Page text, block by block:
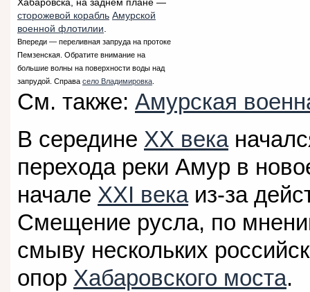
Хабаровска, на заднем плане —
сторожевой корабль Амурской
военной флотилии.
Впереди — переливная запруда на протоке
Пемзенская. Обратите внимание на
большие волны на поверхности воды над
запрудой. Справа село Владимировка.
См. также: Амурская
В середине XX века
перехода реки Амур в
начале XXI векаиз-за
Смещение русла, по
смыву нескольких
опор Хабаровского моста.